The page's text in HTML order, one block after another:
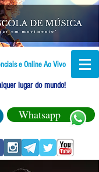
e Online Ao Vivo
lugar do mundo!
Whatsapp